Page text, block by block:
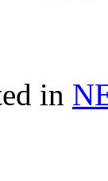
in